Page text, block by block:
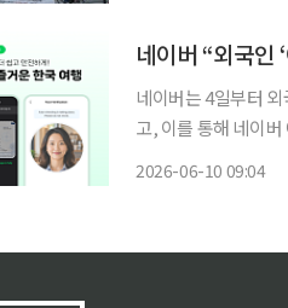
네이버 “외국인
네이버는 4일부터
고, 이를 통해 네이버
2026-06-10 09:04